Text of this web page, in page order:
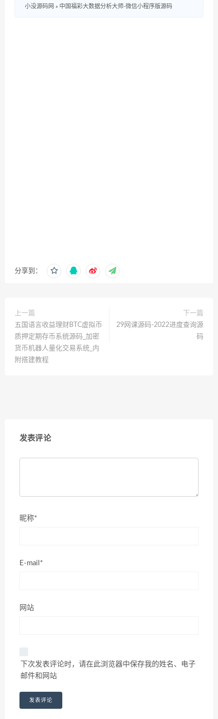
小没源码网 » 中国福彩大数据分析大师-微信小程序版源码
分享到：
上一篇
五国语言收益理财BTC虚拟币
质押定期存币系统源码_加密
货币机器人量化交易系统_内
附搭建教程
下一篇
29网课源码-2022进度查询源
码
发表评论
昵称*
E-mail*
网站
下次发表评论时，请在此浏览器中保存我的姓名、电子
邮件和网站